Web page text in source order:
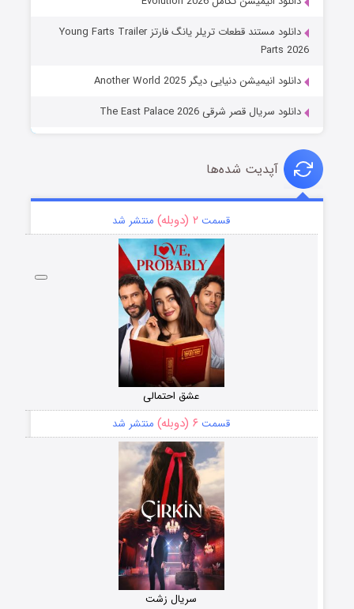
دانلود مستند قطعات تریلر یانگ فارتز Young Farts Trailer
Parts 2026
دانلود انیمیشن دنیایی دیگر Another World 2025
دانلود سریال قصر شرقی The East Palace 2026
آپدیت شده‌ها
قسمت ۲ (دوبله) منتشر شد
عشق احتمالی
قسمت ۶ (دوبله) منتشر شد
سریال زشت